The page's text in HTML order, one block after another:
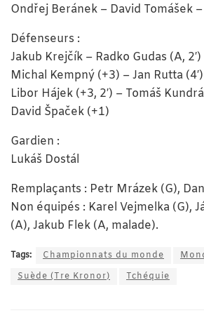
Ondřej Beránek – David Tomášek
Défenseurs :
Jakub Krejčík – Radko Gudas (A, 2′)
Michal Kempný (+3) – Jan Rutta (4′)
Libor Hájek (+3, 2′) – Tomáš
David Špaček (+1)
Gardien :
Lukáš Dostál
Remplaçants : Petr Mrázek (G),
Non équipés : Karel Vejmelka (G),
(A), Jakub Flek (A, malade).
Tags: Championnats du monde
Suède (Tre Kronor)
Tchéquie